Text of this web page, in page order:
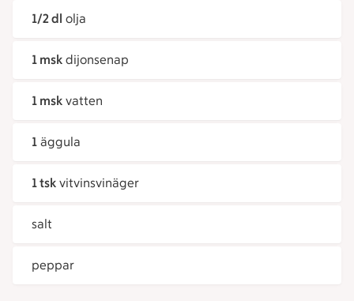
1/2 dl olja
1 msk dijonsenap
1 msk vatten
1 äggula
1 tsk vitvinsvinäger
salt
peppar